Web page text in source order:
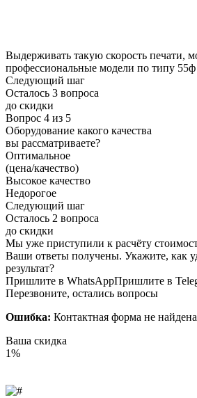
Выдерживать такую скорость печати,
профессиональные модели по типу
Следующий шаг
Осталось 3 вопроса
до скидки
Вопрос 4 из 5
Оборудование какого качества
вы рассматриваете?
Оптимальное
(цена/качество)
Высокое качество
Недорогое
Следующий шаг
Осталось 2 вопроса
до скидки
Мы уже приступили к расчёту
Ваши ответы получены. Укажите, как
результат?
Пришлите в WhatsAppПришлите в
Перезвоните, остались вопросы
Ошибка: Контактная форма не
Ваша скидка
1%